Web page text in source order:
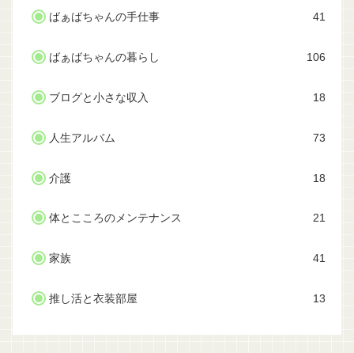
ばぁばちゃんの手仕事 41
ばぁばちゃんの暮らし 106
ブログと小さな収入 18
人生アルバム 73
介護 18
体とこころのメンテナンス 21
家族 41
推し活と衣装部屋 13